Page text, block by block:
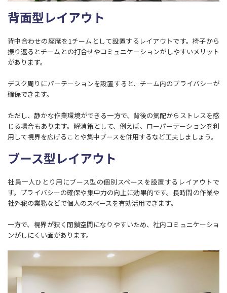
背面型レイアウト
背中合わせの座席を1チームとして設置するレイアウトです。椅子から
振り返るとチームとの打合せやコミュニケーションがしやすいメリット
があります。
デスク周りにパーテーションを設置すると、チーム内のプライバシーが
確保できます。
ただし、静かな作業環境ができる一方で、背後の気配からストレスを感
じる場合もあります。解消策として、例えば、ローパーテーションを利
用して視界を広げることや集中ブースを併用するなど工夫しましょう。
ブース型レイアウト
社員一人ひとり用にブース型の個別スペースを設置するレイアウトで
す。プライバシーの確保や集中力の向上に効果的です。長時間の作業や
社外秘の業務などで個人のスペースを有効活用できます。
一方で、視界が狭く閉鎖空間になりやすいため、社内コミュニケーショ
ンがしにくい面があります。